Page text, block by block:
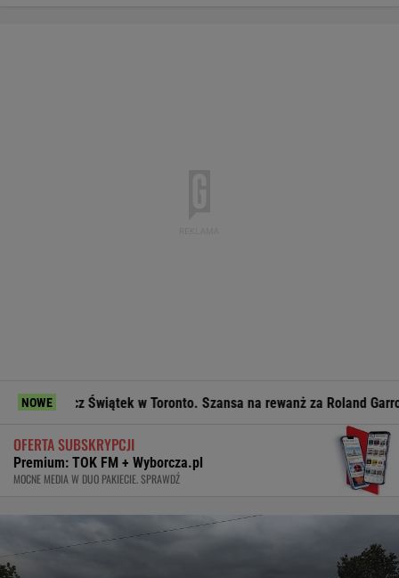
NOWE
Świątek w Toronto. Szansa na rewanż za Roland Garros
OFERTA SUBSKRYPCJI
Premium: TOK FM + Wyborcza.pl
MOCNE MEDIA W DUO PAKIECIE. SPRAWDŹ